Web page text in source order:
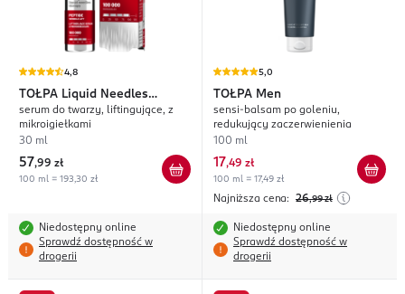
4,8
TOŁPA Liquid Needles
Therapy Peptide
serum do twarzy, liftingujące, z
mikroigiełkami
30 ml
57,99 zł
100 ml = 193,30 zł
Niedostępny online
Sprawdź dostępność w
drogerii
5,0
TOŁPA Men
sensi-balsam po goleniu,
redukujący zaczerwienienia
100 ml
17,49 zł
100 ml = 17,49 zł
Najniższa cena: 26,99 zł
Niedostępny online
Sprawdź dostępność w
drogerii